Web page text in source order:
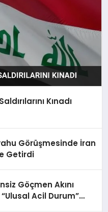
Kınadı
Görüşmesinde İran
Getirdi
Göçmen Akını
Acil Durum”